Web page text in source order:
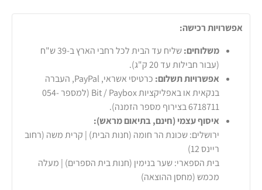
אפשרויות רכישה:
משלוחים:
שליח עד הבית לכל רחבי הארץ ב-39 ש"ח
(עבור חבילות עד 20 ק"ג).
אפשרויות תשלום:
כרטיסי אשראי, PayPal, העברה
בנקאית או באפליקציות Bit / Paybox (למספר 054-
6718711 בצירוף מספר הזמנה).
איסוף עצמי (חינם, בתיאום מראש):
ירושלים: שכונת הר חומה (חנות הבית) | קרית משה (רחוב
ריינס 12)
בית הספארי: שער בנימין (חנות בית הספרים) | מעלה
מכמש (מחסן ההוצאה)